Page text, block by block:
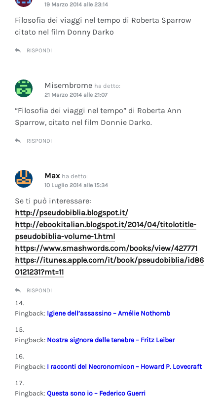
19 Marzo 2014 alle 23:14
Filosofia dei viaggi nel tempo di Roberta Sparrow
citato nel film Donny Darko
RISPONDI
Misembrome ha detto:
21 Marzo 2014 alle 21:07
“Filosofia dei viaggi nel tempo” di Roberta Ann
Sparrow, citato nel film Donnie Darko.
RISPONDI
Max ha detto:
10 Luglio 2014 alle 15:34
Se ti può interessare:
http://pseudobiblia.blogspot.it/
http://ebookitalian.blogspot.it/2014/04/titolotitle-
pseudobiblia-volume-1.html
https://www.smashwords.com/books/view/427771
https://itunes.apple.com/it/book/pseudobiblia/id86
0121231?mt=11
RISPONDI
Pingback: Igiene dell’assassino – Amélie Nothomb
Pingback: Nostra signora delle tenebre – Fritz Leiber
Pingback: I racconti del Necronomicon – Howard P. Lovecraft
Pingback:Questa sono io – Federico Guerri